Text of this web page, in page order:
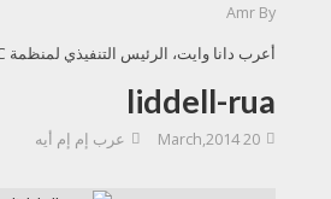
By
Amr
أعرب دانا وايت، الرئيس التنفيذي لمنظمة UFC، عن ثقته المطلقة...
liddell-rua
20 March,2014 عرب إم إم أيه